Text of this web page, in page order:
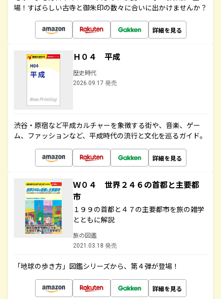
場！すばらしい古寺と御朱印の数々に合いに出かけませんか？
詳細を見る
Ｈ０４ 平成
歴史時代
2026.09.17 発売
渋谷・原宿など平成カルチャーを象徴する街や、音楽、ゲー
ム、ファッションなど、平成時代の流行と文化を巡るガイド。
詳細を見る
Ｗ０４ 世界２４６の首都と主要都
市
１９９の首都と４７の主要都市を旅の雑学
とともに解説
旅の図鑑
2021.03.18 発売
「地球の歩き方」図鑑シリーズから、第４弾が登場！
詳細を見る